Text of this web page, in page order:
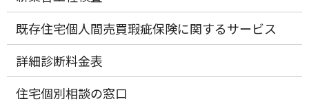
既存住宅個人間売買瑕疵保険に関するサービス
詳細診断料金表
住宅個別相談の窓口